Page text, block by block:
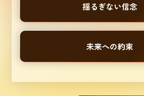
揺るぎない信念
未来への約束